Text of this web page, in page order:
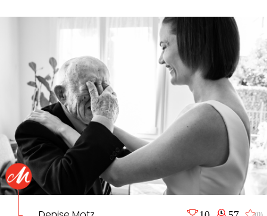
10 57 (0)